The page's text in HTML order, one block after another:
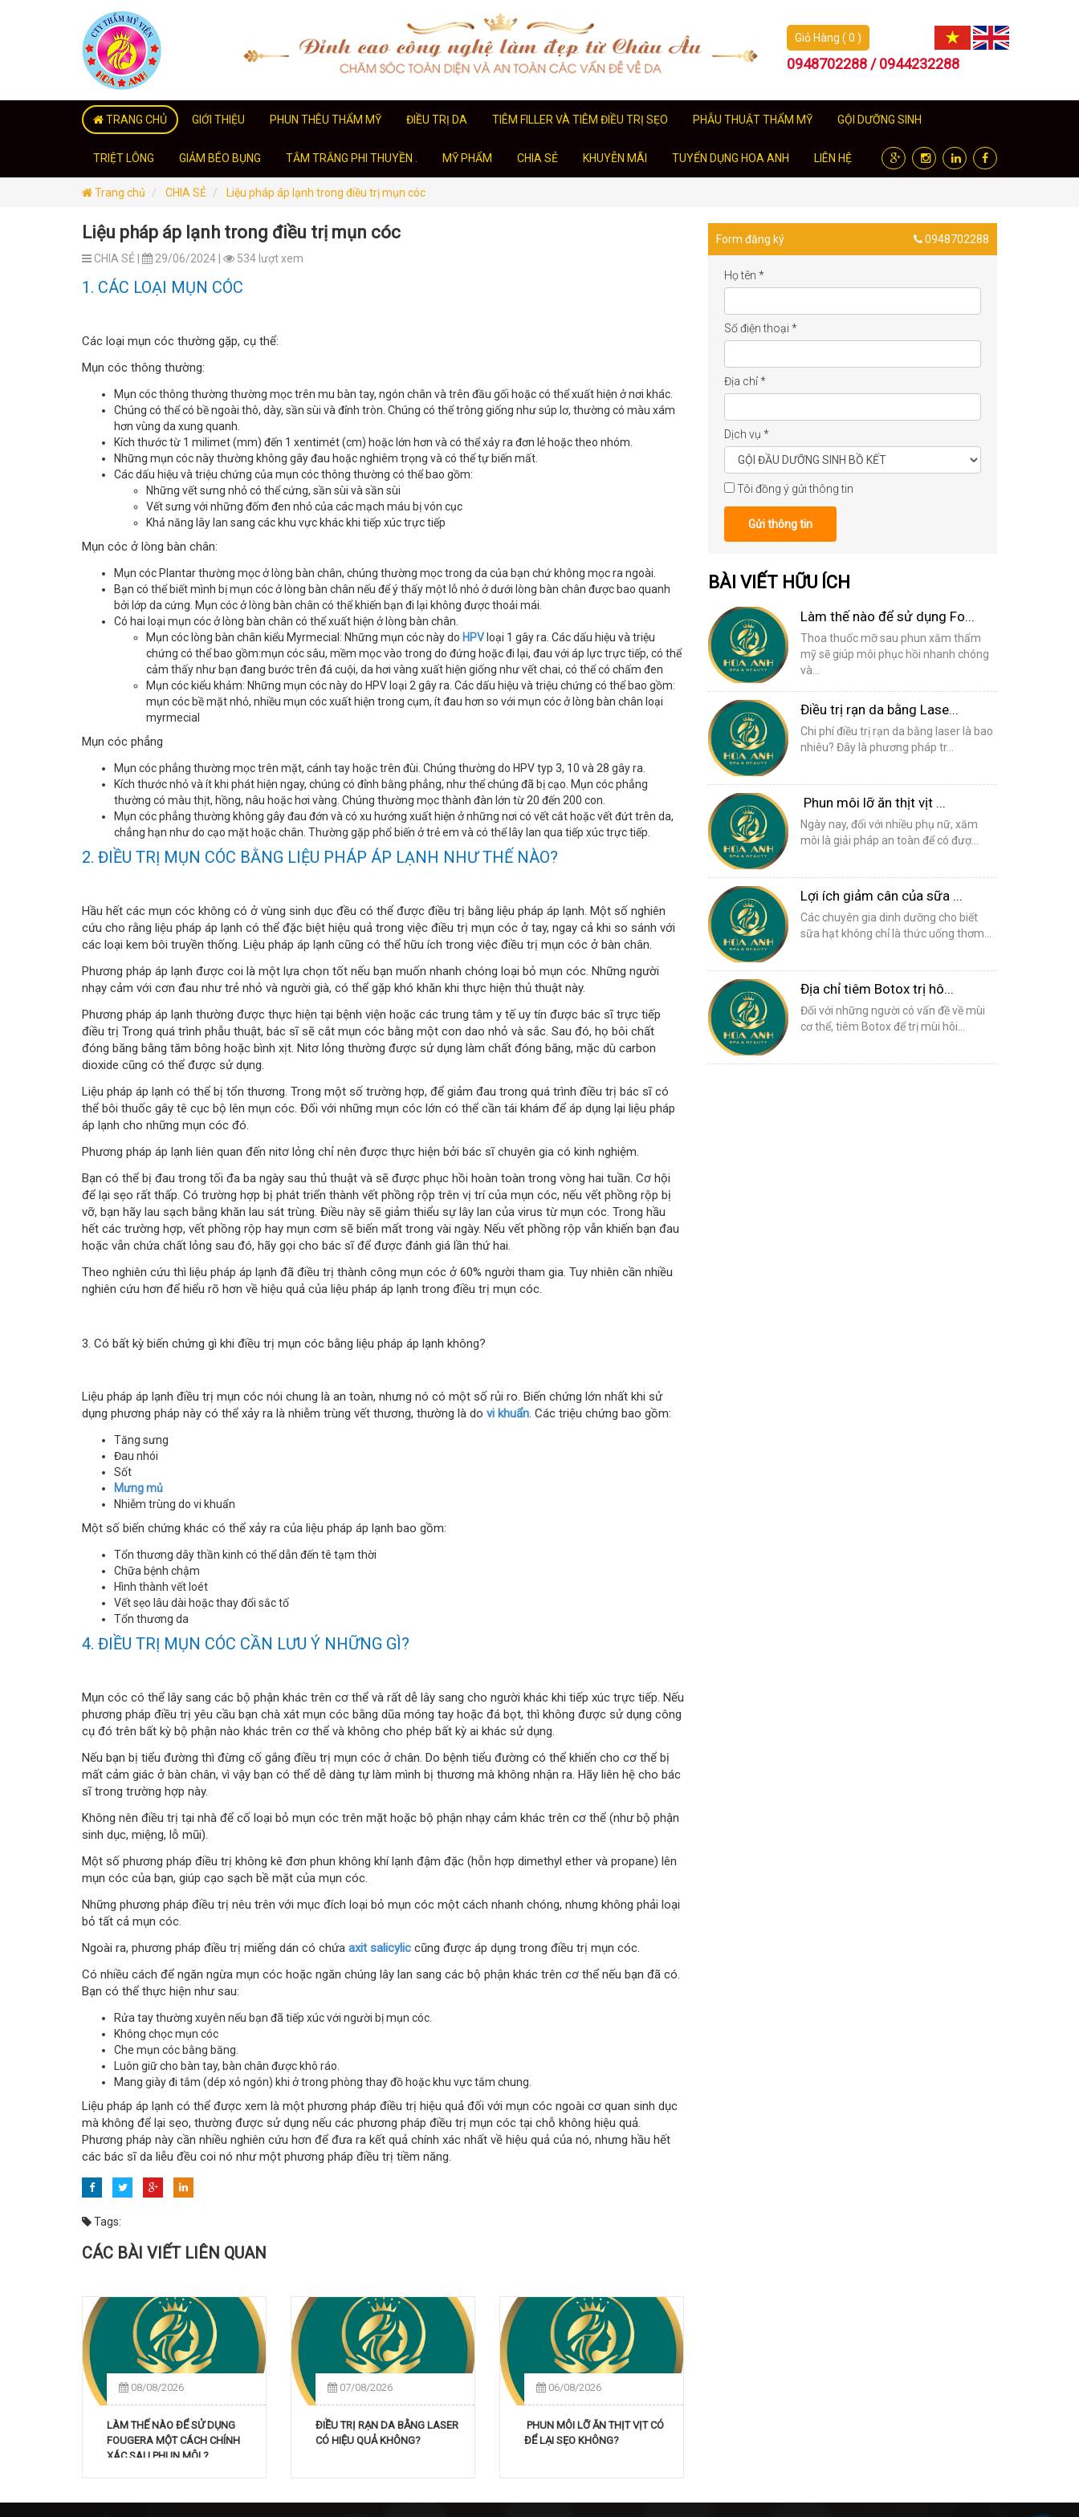
Giỏ Hàng ( 0 )
0948702288 / 0944232288
TRANG CHỦ GIỚI THIỆU PHUN THÊU THẨM MỸ ĐIỀU TRỊ DA TIÊM FILLER VÀ TIÊM ĐIỀU TRỊ SẸO PHẪU THUẬT THẨM MỸ GỘI DƯỠNG SINH
TRIỆT LÔNG GIẢM BÉO BỤNG TẮM TRẮNG PHI THUYỀN . MỸ PHẨM CHIA SẺ KHUYỄN MÃI TUYỂN DỤNG HOA ANH LIÊN HỆ
Trang chủ CHIA SẺ Liệu pháp áp lạnh trong điều trị mụn cóc
Liệu pháp áp lạnh trong điều trị mụn cóc
CHIA SẺ | 29/06/2024 | 534 lượt xem
1. CÁC LOẠI MỤN CÓC
Các loại mụn cóc thường gặp, cụ thể:
Mụn cóc thông thường:
Mụn cóc thông thường thường mọc trên mu bàn tay, ngón chân và trên đầu gối hoặc có thể xuất hiện ở nơi khác.
Chúng có thể có bề ngoài thô, dày, sần sùi và đỉnh tròn. Chúng có thể trông giống như súp lơ, thường có màu xám
hơn vùng da xung quanh.
Kích thước từ 1 milimet (mm) đến 1 xentimét (cm) hoặc lớn hơn và có thể xảy ra đơn lẻ hoặc theo nhóm.
Những mụn cóc này thường không gây đau hoặc nghiêm trọng và có thể tự biến mất.
Các dấu hiệu và triệu chứng của mụn cóc thông thường có thể bao gồm:
Những vết sưng nhỏ có thể cứng, sần sùi và sần sùi
Vết sưng với những đốm đen nhỏ của các mạch máu bị vón cục
Khả năng lây lan sang các khu vực khác khi tiếp xúc trực tiếp
Mụn cóc ở lòng bàn chân:
Mụn cóc Plantar thường mọc ở lòng bàn chân, chúng thường mọc trong da của bạn chứ không mọc ra ngoài.
Bạn có thể biết mình bị mụn cóc ở lòng bàn chân nếu để ý thấy một lỗ nhỏ ở dưới lòng bàn chân được bao quanh
bởi lớp da cứng. Mụn cóc ở lòng bàn chân có thể khiến bạn đi lại không được thoải mái.
Có hai loại mụn cóc ở lòng bàn chân có thể xuất hiện ở lòng bàn chân.
Mụn cóc lòng bàn chân kiểu Myrmecial: Những mụn cóc này do HPV loại 1 gây ra. Các dấu hiệu và triệu
chứng có thể bao gồm:mụn cóc sâu, mềm mọc vào trong do đứng hoặc đi lại, đau với áp lực trực tiếp, có thể
cảm thấy như bạn đang bước trên đá cuội, da hơi vàng xuất hiện giống như vết chai, có thể có chấm đen
Mụn cóc kiểu khảm: Những mụn cóc này do HPV loại 2 gây ra. Các dấu hiệu và triệu chứng có thể bao gồm:
mụn cóc bề mặt nhỏ, nhiều mụn cóc xuất hiện trong cụm, ít đau hơn so với mụn cóc ở lòng bàn chân loại
myrmecial
Mụn cóc phẳng
Mụn cóc phẳng thường mọc trên mặt, cánh tay hoặc trên đùi. Chúng thường do HPV typ 3, 10 và 28 gây ra.
Kích thước nhỏ và ít khi phát hiện ngay, chúng có đỉnh bằng phẳng, như thể chúng đã bị cạo. Mụn cóc phẳng
thường có màu thịt, hồng, nâu hoặc hơi vàng. Chúng thường mọc thành đàn lớn từ 20 đến 200 con.
Mụn cóc phẳng thường không gây đau đớn và có xu hướng xuất hiện ở những nơi có vết cắt hoặc vết đứt trên da,
chẳng hạn như do cạo mặt hoặc chân. Thường gặp phổ biến ở trẻ em và có thể lây lan qua tiếp xúc trực tiếp.
2. ĐIỀU TRỊ MỤN CÓC BẰNG LIỆU PHÁP ÁP LẠNH NHƯ THẾ NÀO?
Hầu hết các mụn cóc không có ở vùng sinh dục đều có thể được điều trị bằng liệu pháp áp lạnh. Một số nghiên
cứu cho rằng liệu pháp áp lạnh có thể đặc biệt hiệu quả trong việc điều trị mụn cóc ở tay, ngay cả khi so sánh với
các loại kem bôi truyền thống. Liệu pháp áp lạnh cũng có thể hữu ích trong việc điều trị mụn cóc ở bàn chân.
Phương pháp áp lạnh được coi là một lựa chọn tốt nếu bạn muốn nhanh chóng loại bỏ mụn cóc. Những người
nhạy cảm với cơn đau như trẻ nhỏ và người già, có thể gặp khó khăn khi thực hiện thủ thuật này.
Phương pháp áp lạnh thường được thực hiện tại bệnh viện hoặc các trung tâm y tế uy tín được bác sĩ trực tiếp
điều trị Trong quá trình phẫu thuật, bác sĩ sẽ cắt mụn cóc bằng một con dao nhỏ và sắc. Sau đó, họ bôi chất
đóng băng bằng tăm bông hoặc bình xịt. Nitơ lỏng thường được sử dụng làm chất đóng băng, mặc dù carbon
dioxide cũng có thể được sử dụng.
Liệu pháp áp lạnh có thể bị tổn thương. Trong một số trường hợp, để giảm đau trong quá trình điều trị bác sĩ có
thể bôi thuốc gây tê cục bộ lên mụn cóc. Đối với những mụn cóc lớn có thể cần tái khám để áp dụng lại liệu pháp
áp lạnh cho những mụn cóc đó.
Phương pháp áp lạnh liên quan đến nitơ lỏng chỉ nên được thực hiện bởi bác sĩ chuyên gia có kinh nghiệm.
Bạn có thể bị đau trong tối đa ba ngày sau thủ thuật và sẽ được phục hồi hoàn toàn trong vòng hai tuần. Cơ hội
để lại sẹo rất thấp. Có trường hợp bị phát triển thành vết phồng rộp trên vị trí của mụn cóc, nếu vết phồng rộp bị
vỡ, bạn hãy lau sạch bằng khăn lau sát trùng. Điều này sẽ giảm thiểu sự lây lan của virus từ mụn cóc. Trong hầu
hết các trường hợp, vết phồng rộp hay mụn cơm sẽ biến mất trong vài ngày. Nếu vết phồng rộp vẫn khiến bạn đau
hoặc vẫn chứa chất lỏng sau đó, hãy gọi cho bác sĩ để được đánh giá lần thứ hai.
Theo nghiên cứu thì liệu pháp áp lạnh đã điều trị thành công mụn cóc ở 60% người tham gia. Tuy nhiên cần nhiều
nghiên cứu hơn để hiểu rõ hơn về hiệu quả của liệu pháp áp lạnh trong điều trị mụn cóc.
3. Có bất kỳ biến chứng gì khi điều trị mụn cóc bằng liệu pháp áp lạnh không?
Liệu pháp áp lạnh điều trị mụn cóc nói chung là an toàn, nhưng nó có một số rủi ro. Biến chứng lớn nhất khi sử
dụng phương pháp này có thể xảy ra là nhiễm trùng vết thương, thường là do vi khuẩn. Các triệu chứng bao gồm:
Tăng sưng
Đau nhói
Sốt
Mưng mủ
Nhiễm trùng do vi khuẩn
Một số biến chứng khác có thể xảy ra của liệu pháp áp lạnh bao gồm:
Tổn thương dây thần kinh có thể dẫn đến tê tạm thời
Chữa bệnh chậm
Hình thành vết loét
Vết sẹo lâu dài hoặc thay đổi sắc tố
Tổn thương da
4. ĐIỀU TRỊ MỤN CÓC CẦN LƯU Ý NHỮNG GÌ?
Mụn cóc có thể lây sang các bộ phận khác trên cơ thể và rất dễ lây sang cho người khác khi tiếp xúc trực tiếp. Nếu
phương pháp điều trị yêu cầu bạn chà xát mụn cóc bằng dũa móng tay hoặc đá bọt, thì không được sử dụng công
cụ đó trên bất kỳ bộ phận nào khác trên cơ thể và không cho phép bất kỳ ai khác sử dụng.
Nếu bạn bị tiểu đường thì đừng cố gắng điều trị mụn cóc ở chân. Do bệnh tiểu đường có thể khiến cho cơ thể bị
mất cảm giác ở bàn chân, vì vậy bạn có thể dễ dàng tự làm mình bị thương mà không nhận ra. Hãy liên hệ cho bác
sĩ trong trường hợp này.
Không nên điều trị tại nhà để cố loại bỏ mụn cóc trên mặt hoặc bộ phận nhạy cảm khác trên cơ thể (như bộ phận
sinh dục, miệng, lỗ mũi).
Một số phương pháp điều trị không kê đơn phun không khí lạnh đậm đặc (hỗn hợp dimethyl ether và propane) lên
mụn cóc của bạn, giúp cạo sạch bề mặt của mụn cóc.
Những phương pháp điều trị nêu trên với mục đích loại bỏ mụn cóc một cách nhanh chóng, nhưng không phải loại
bỏ tất cả mụn cóc.
Ngoài ra, phương pháp điều trị miếng dán có chứa axit salicylic cũng được áp dụng trong điều trị mụn cóc.
Có nhiều cách để ngăn ngừa mụn cóc hoặc ngăn chúng lây lan sang các bộ phận khác trên cơ thể nếu bạn đã có.
Bạn có thể thực hiện như sau:
Rửa tay thường xuyên nếu bạn đã tiếp xúc với người bị mụn cóc.
Không chọc mụn cóc
Che mụn cóc bằng băng.
Luôn giữ cho bàn tay, bàn chân được khô ráo.
Mang giày đi tắm (dép xỏ ngón) khi ở trong phòng thay đồ hoặc khu vực tắm chung.
Liệu pháp áp lạnh có thể được xem là một phương pháp điều trị hiệu quả đối với mụn cóc ngoài cơ quan sinh dục
mà không để lại sẹo, thường được sử dụng nếu các phương pháp điều trị mụn cóc tại chỗ không hiệu quả.
Phương pháp này cần nhiều nghiên cứu hơn để đưa ra kết quả chính xác nhất về hiệu quả của nó, nhưng hầu hết
các bác sĩ da liễu đều coi nó như một phương pháp điều trị tiềm năng.
Tags:
CÁC BÀI VIẾT LIÊN QUAN
08/08/2026
LÀM THẾ NÀO ĐỂ SỬ DỤNG
FOUGERA MỘT CÁCH CHÍNH
XÁC SAU PHUN MÔI ?
07/08/2026
ĐIỀU TRỊ RẠN DA BẰNG LASER
CÓ HIỆU QUẢ KHÔNG?
06/08/2026
PHUN MÔI LỠ ĂN THỊT VỊT CÓ
ĐỂ LẠI SẸO KHÔNG?
Form đăng ký 0948702288
Họ tên *
Số điện thoại *
Địa chỉ*
Dịch vụ *
Tôi đồng ý gửi thông tin
Gửi thông tin
BÀI VIẾT HỮU ÍCH
Làm thế nào để sử dụng Fo...
Thoa thuốc mỡ sau phun xăm thẩm
mỹ sẽ giúp môi phục hồi nhanh chóng
và...
Điều trị rạn da bằng Lase...
Chi phí điều trị rạn da bằng laser là bao
nhiêu? Đây là phương pháp tr...
Phun môi lỡ ăn thịt vịt ...
Ngày nay, đối với nhiều phụ nữ, xăm
môi là giải pháp an toàn để có đượ...
Lợi ích giảm cân của sữa ...
Các chuyên gia dinh dưỡng cho biết
sữa hạt không chỉ là thức uống thơm...
Địa chỉ tiêm Botox trị hô...
Đối với những người có vấn đề về mùi
cơ thể, tiêm Botox để trị mùi hôi...